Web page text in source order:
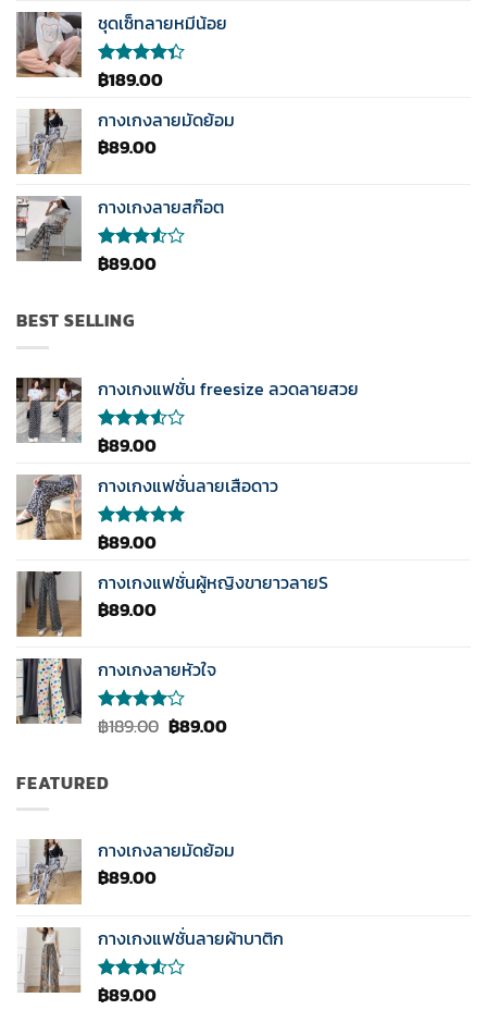
4.00
ตั้งแต่ 1-
5
ชุดเซ็ทลายหมีน้อย
ให้
ตั้งแต่ 1-5
คะแนน
฿189.00
กางเกงลายมัดย้อม
฿89.00
กางเกงลายสก๊อต
ให้
ตั้งแต่
1-5
฿89.00
BEST SELLING
กางเกงแฟชั่น freesize ลวดลายสวย
ให้
ตั้งแต่
1-5
฿89.00
กางเกงแฟชั่นลายเสือดาว
ให้คะแนน
คะแนน
฿89.00
กางเกงแฟชั่นผู้หญิงขายาวลายS
฿89.00
กางเกงลายหัวใจ
ให้
ตั้งแต่ 1-
5
฿189.00 Original
฿89.00Current
FEATURED
กางเกงลายมัดย้อม
฿89.00
กางเกงแฟชั่นลายผ้าบาติก
ให้
฿89.00